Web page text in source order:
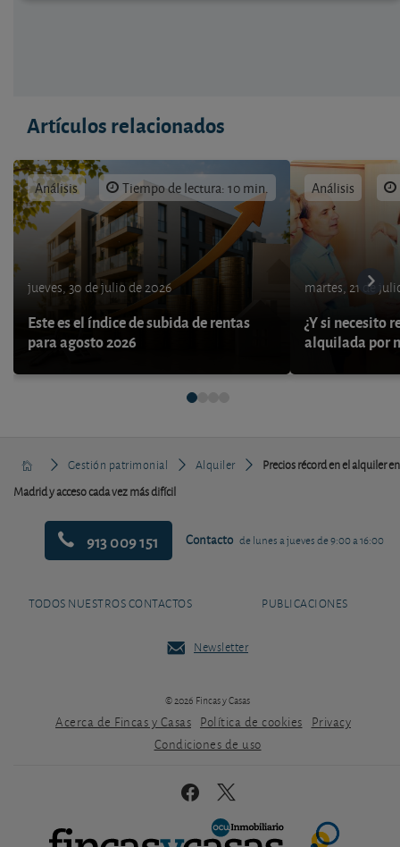
Artículos relacionados
Análisis Tiempo de lectura: 10 min.
jueves, 30 de julio de 2026
Este es el índice de subida de rentas
para agosto 2026
Análisis
martes, 21 de
¿Y si necesito
alquilada por
Gestión patrimonial Alquiler
Precios récord en el alquiler en
Madrid y acceso cada vez más difícil
913 009 151 Contacto de lunes a jueves de 9:00 a 16:00
TODOS NUESTROS CONTACTOS PUBLICACIONES
Newsletter
© 2026 Fincas y Casas
Acerca de Fincas y Casas Política de cookies
Privacy
Condiciones de uso